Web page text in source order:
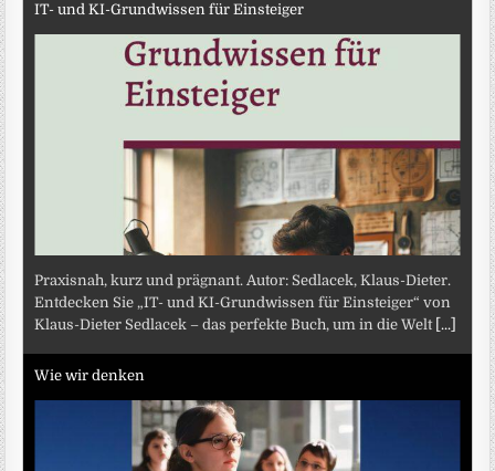
IT- und KI-Grundwissen für Einsteiger
Praxisnah, kurz und prägnant. Autor: Sedlacek, Klaus-Dieter.
Entdecken Sie „IT- und KI-Grundwissen für Einsteiger“ von
Klaus-Dieter Sedlacek – das perfekte Buch, um in die Welt [...]
Wie wir denken